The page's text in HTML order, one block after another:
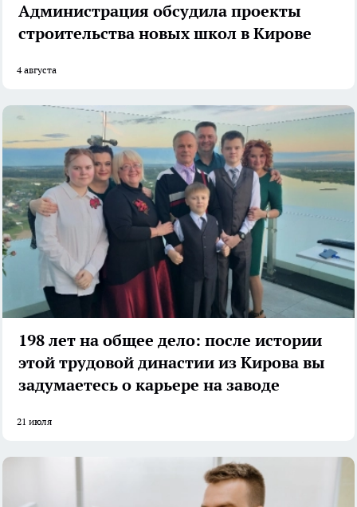
Администрация обсудила проекты
строительства новых школ в Кирове
4 августа
198 лет на общее дело: после истории
этой трудовой династии из Кирова вы
задумаетесь о карьере на заводе
21 июля